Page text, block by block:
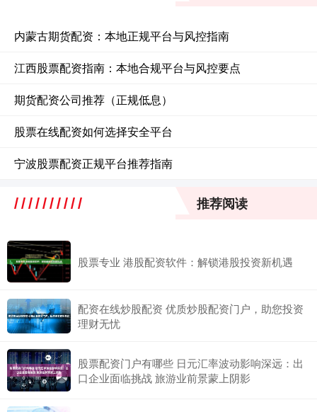
内蒙古期货配资：本地正规平台与风控指南
江西股票配资指南：本地合规平台与风控要点
期货配资公司推荐（正规低息）
股票在线配资如何选择安全平台
宁波股票配资正规平台推荐指南
推荐阅读
股票专业 港股配资软件：解锁港股投资新机遇
配资在线炒股配资 优质炒股配资门户，助您投资
理财无忧
股票配资门户有哪些 日元汇率波动影响深远：出
口企业面临挑战 旅游业前景蒙上阴影